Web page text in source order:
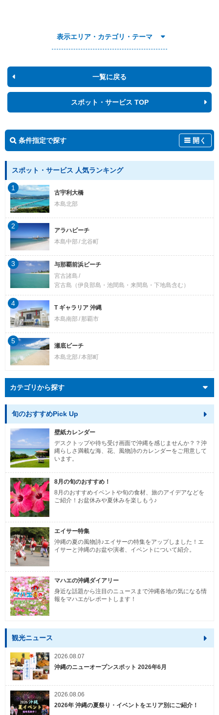
表示エリア・カテゴリ・テーマ
一覧に戻る
スポット・サービス TOP
条件指定で探す 開く
スポット・サービス 人気ランキング
古宇利大橋
本島北部
1
アラハビーチ
本島中部 北谷町
2
与那覇前浜ビーチ
宮古諸島
宮古島（伊良部島・池間島・来間島・下地島含む）
3
T ギャラリア 沖縄
本島南部
那覇市
4
瀬底ビーチ
本島北部 本部町
5
カテゴリから探す
旬のおすすめPick Up
壁紙カレンダー
デスクトップや待ち受け画面で沖縄を感じませんか？？沖
縄らしさ満載な海、花、風物詩のカレンダーをご用意して
います。
8月の旬のおすすめ！
8月のおすすめイベントや旬の食材、旅のアイデアなどを
ご紹介！お盆休みや夏休みを楽しもう♪
エイサー特集
沖縄の夏の風物詩♪エイサーの特集をアップしました！エ
イサーと沖縄のお盆や演者、イベントについて紹介。
マハエの沖縄ダイアリー
身近な話題から注目のニュースまで沖縄各地の気になる情
報をマハエがレポートします！
観光ニュース
2026.08.07
沖縄のニューオープンスポット 2026年6月
2026.08.06
2026年 沖縄の夏祭り・イベントをエリア別にご紹介！